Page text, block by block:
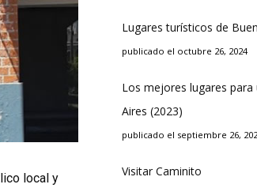
local y
Lugares turísticos de
publicado el octubre 26, 2024
Los mejores lugares
Aires (2023)
publicado el septiembre 26,
Visitar Caminito